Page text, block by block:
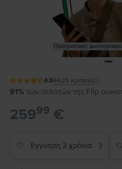
Πραγματικές
4.84425 κριτικές
91% των πελατών της Flip
25999 €
Εγγύηση 2 χρόνια ❯